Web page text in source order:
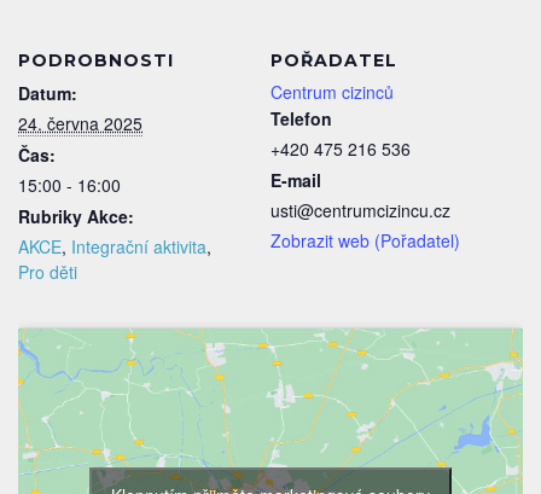
PODROBNOSTI
Datum:
24. června 2025
Čas:
15:00 - 16:00
Rubriky Akce:
AKCE, Integrační aktivita,
Pro děti
POŘADATEL
Centrum cizinců
Telefon
+420 475 216 536
E-mail
usti@centrumcizincu.cz
Zobrazit web (Pořadatel)